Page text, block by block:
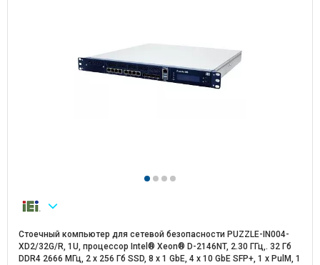
Стоечный компьютер для сетевой безопасности PUZZLE-IN004-
XD2/32G/R, 1U, процессор Intel® Xeon® D-2146NT, 2.30 ГГц,. 32 Гб
DDR4 2666 МГц, 2 х 256 Гб SSD, 8 х 1 GbE, 4 x 10 GbE SFP+, 1 x PulM, 1